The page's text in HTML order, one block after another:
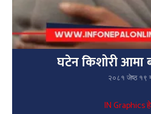
घटेन किशोरी आमा
२०८१ जेष्ठ १९
IN Graphics